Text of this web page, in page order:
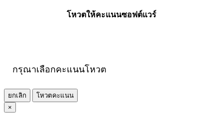
โหวตให้คะแนนซอฟต์แวร์
กรุณาเลือกคะแนนโหวต
ยกเลิก
โหวตคะแนน
×